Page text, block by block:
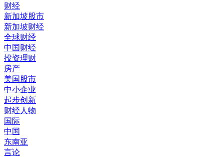
财经
新加坡股市
新加坡财经
全球财经
中国财经
投资理财
房产
美国股市
中小企业
起步创新
财经人物
国际
中国
东南亚
言论